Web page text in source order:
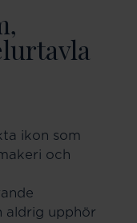
ikon som
och
aldrig upphör